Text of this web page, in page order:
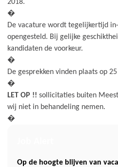
2018.
�
De vacature wordt tegelijkertijd
opengesteld. Bij gelijke
kandidaten de voorkeur.
�
De gesprekken vinden plaats op
�
LET OP !! sollicitaties buiten
wij niet in behandeling nemen.
�
Op de hoogte blijven van